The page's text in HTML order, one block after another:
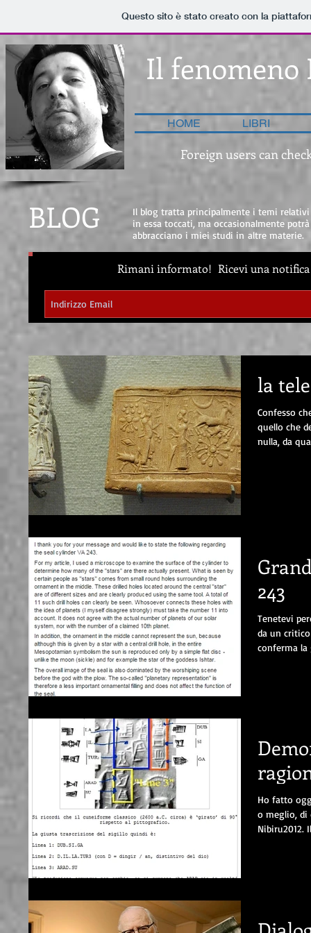
Questo sito è stato creato con la
Il
HOME LIBRI
Foreign users can
BLOG
Il blog tratta principalmente i temi
in essa toccati, ma occasionalmente
abbracciano i miei studi in altre materie.
Rimani informato! Ricevi una
la
Confesso
quello che
nulla, da
243
Tenetevi
da un
conferma la
Ho fatto
o meglio, di
Nibiru2012.